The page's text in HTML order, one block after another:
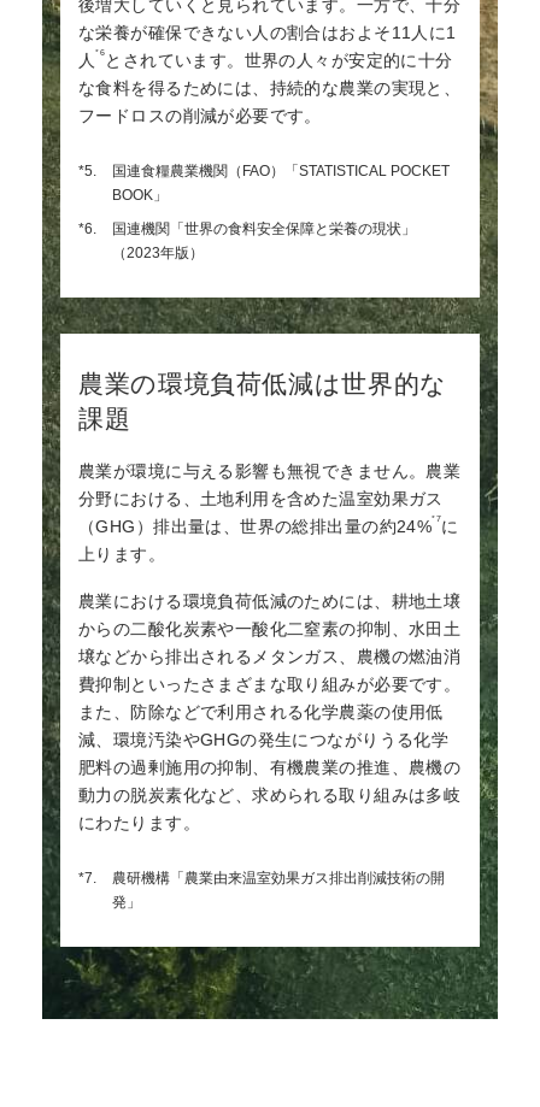
後増大していくと見られています。一方で、十分
な栄養が確保できない人の割合はおよそ11人に1
人 *6 とされています。世界の人々が安定的に十分
な食料を得るためには、持続的な農業の実現と、
フードロスの削減が必要です。
*5.
国連食糧農業機関（FAO）「STATISTICAL POCKET
BOOK」
*6.
国連機関「世界の食料安全保障と栄養の現状」
（2023年版）
農業の環境負荷低減は世界的な
課題
農業が環境に与える影響も無視できません。農業
分野における、土地利用を含めた温室効果ガス
（GHG）排出量は、世界の総排出量の約24%*7に
上ります。
農業における環境負荷低減のためには、耕地土壌
からの二酸化炭素や一酸化二窒素の抑制、水田土
壌などから排出されるメタンガス、農機の燃油消
費抑制といったさまざまな取り組みが必要です。
また、防除などで利用される化学農薬の使用低
減、環境汚染やGHGの発生につながりうる化学
肥料の過剰施用の抑制、有機農業の推進、農機の
動力の脱炭素化など、求められる取り組みは多岐
にわたります。
*7.
農研機構「農業由来温室効果ガス排出削減技術の開
発」